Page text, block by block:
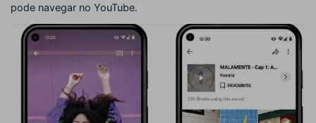
pode navegar no YouTube.